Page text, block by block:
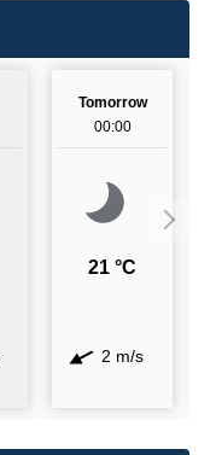
Tomorrow
00:00
21 °C
2 m/s